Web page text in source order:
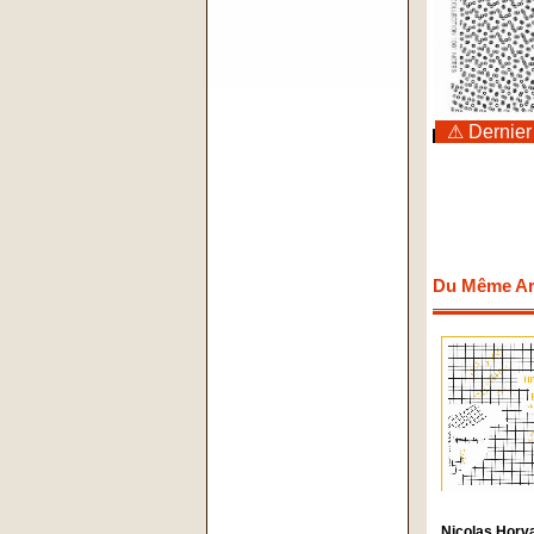
⚠ Dernier
Du Même